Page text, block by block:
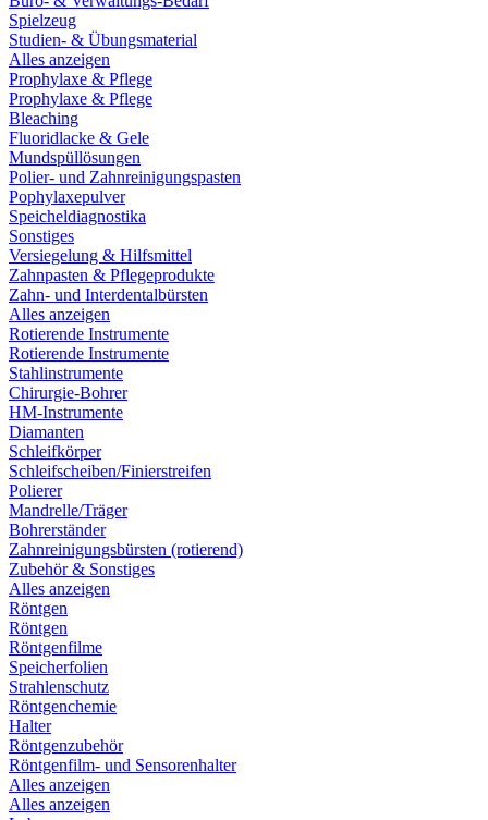
Spielzeug
Studien- & Übungsmaterial
Alles anzeigen
Prophylaxe & Pflege
Prophylaxe & Pflege
Bleaching
Fluoridlacke & Gele
Mundspüllösungen
Polier- und Zahnreinigungspasten
Pophylaxepulver
Speicheldiagnostika
Sonstiges
Versiegelung & Hilfsmittel
Zahnpasten & Pflegeprodukte
Zahn- und Interdentalbürsten
Alles anzeigen
Rotierende Instrumente
Rotierende Instrumente
Stahlinstrumente
Chirurgie-Bohrer
HM-Instrumente
Diamanten
Schleifkörper
Schleifscheiben/Finierstreifen
Polierer
Mandrelle/Träger
Bohrerständer
Zahnreinigungsbürsten (rotierend)
Zubehör & Sonstiges
Alles anzeigen
Röntgen
Röntgen
Röntgenfilme
Speicherfolien
Strahlenschutz
Röntgenchemie
Halter
Röntgenzubehör
Röntgenfilm- und Sensorenhalter
Alles anzeigen
Alles anzeigen